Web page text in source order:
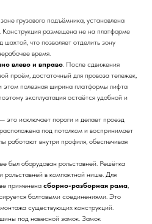
грузового подъёмника, установлена
размещена не на платформе
что позволяет отделить зону
время.
влево и вправо. После сдвижения
проём, достаточный для провоза тележек,
полезная ширина платформы лифта
эксплуатация остаётся удобной и
это исключает пороги и делает проезд
под потолком и воспринимает
работают внутри профиля, обеспечивая
был оборудован рольставней. Решётка
в компактной нише. Для
применена сборно-разборная рама,
болтовыми соединениями. Это
существующих конструкций.
под навесной замок. Замок